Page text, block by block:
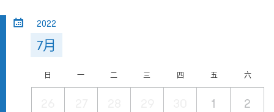
2022
7月
日 一 二 三 四 五 六
1 2